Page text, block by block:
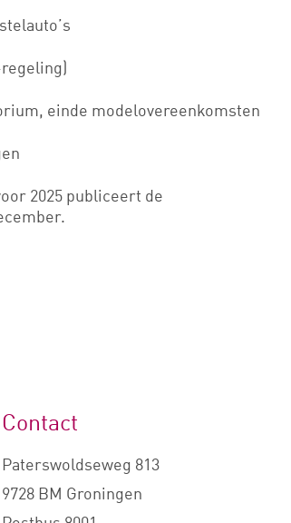
einde modelovereenkomsten
2025 publiceert de
Contact
Paterswoldseweg 813
9728 BM Groningen